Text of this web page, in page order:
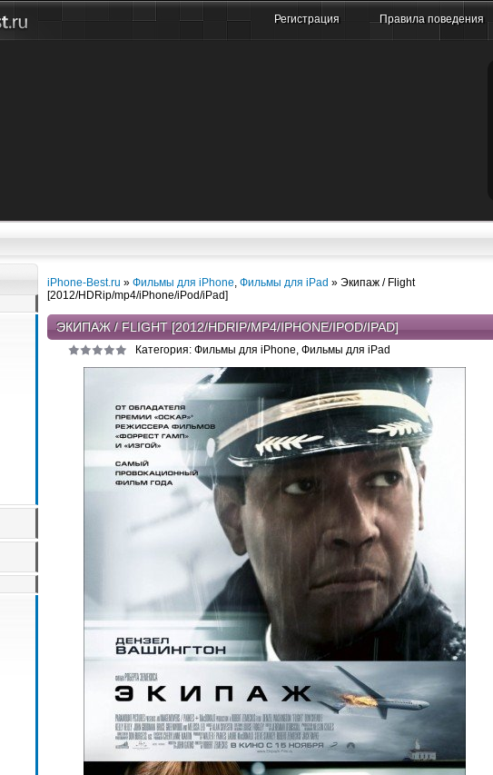
Регистрация Правила поведения
iPhone-Best.ru » Фильмы для iPhone, Фильмы для iPad » Экипаж / Flight
[2012/HDRip/mp4/iPhone/iPod/iPad]
ЭКИПАЖ / FLIGHT [2012/HDRIP/MP4/IPHONE/IPOD/IPAD]
Категория: Фильмы для iPhone, Фильмы для iPad